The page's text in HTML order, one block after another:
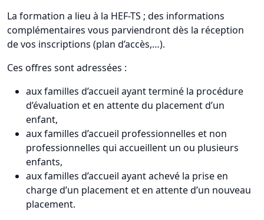
La formation a lieu à la HEF-TS ; des informations
complémentaires vous parviendront dès la réception
de vos inscriptions (plan d’accès,…).
Ces offres sont adressées :
aux familles d’accueil ayant terminé la procédure
d’évaluation et en attente du placement d’un
enfant,
aux familles d’accueil professionnelles et non
professionnelles qui accueillent un ou plusieurs
enfants,
aux familles d’accueil ayant achevé la prise en
charge d’un placement et en attente d’un nouveau
placement.